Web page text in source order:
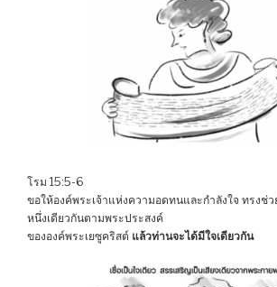
โรม 15:5-6
ขอให้องค์พระเจ้าแห่งความอดทนและกำลังใจ ทรงช่
หนึ่งเดียวกันตามพระประสงค์
ขององค์พระเยซูคริสต์ แล้วท่านจะได้มีใจเดียวกัน